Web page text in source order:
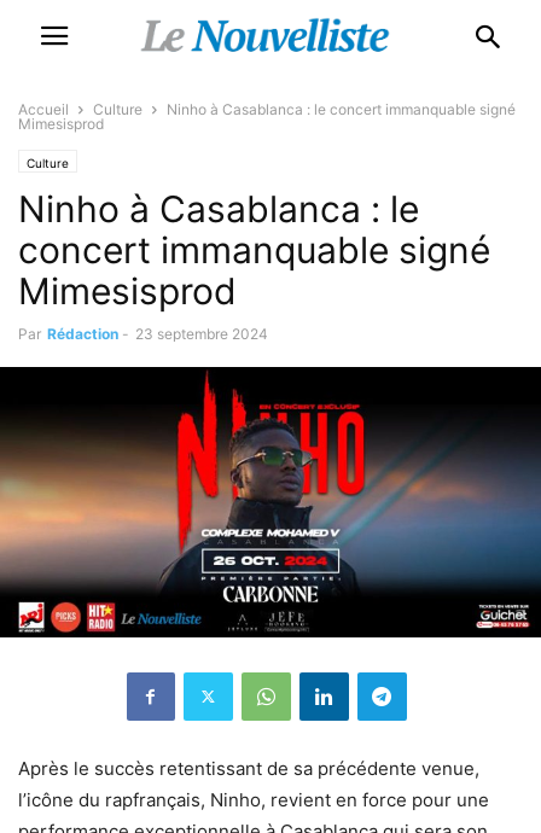
Accueil Culture
Ninho à Casablanca : le concert immanquable signé
Mimesisprod
Culture
Ninho à Casablanca : le
concert immanquable signé
Mimesisprod
Par Rédaction - 23 septembre 2024
Après le succès retentissant de sa précédente venue,
l’icône du rapfrançais, Ninho, revient en force pour une